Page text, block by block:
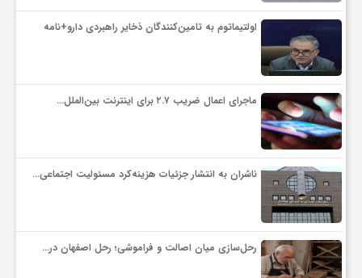
ب
اولتیماتوم به تامین‌کنندگان ذخایر راهبردی دارو+نامه
ماجرای اعمال ضریب ۲.۷ برای اینترنت بین‌الملل…
ناشران به انتشار جزئیات هزینه‌کرد مسئولیت اجتماعی…
رحل‌سازی میان اصالت و فراموشی؛ رحل اصفهان در…